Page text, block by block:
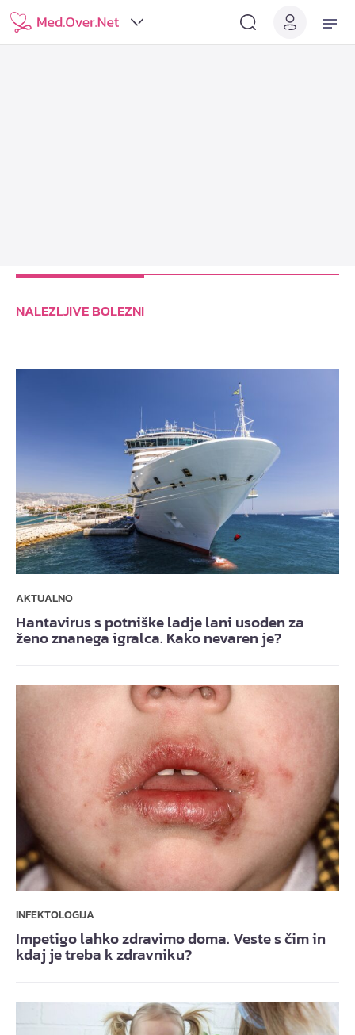
NALEZLJIVE BOLEZNI
AKTUALNO
Hantavirus s potniške ladje lani usoden za
ženo znanega igralca. Kako nevaren je?
INFEKTOLOGIJA
Impetigo lahko zdravimo doma. Veste s čim in
kdaj je treba k zdravniku?